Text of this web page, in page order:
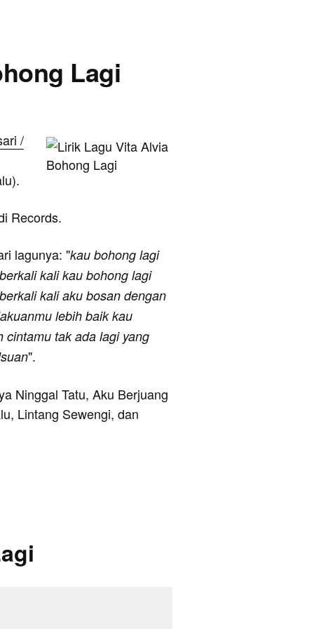
Lagi
/
Records.
lagunya: "kau bohong lagi
kali kau bohong lagi
kali aku bosan dengan
lebih baik kau
cintamu tak ada lagi yang
".
Ninggal Tatu, Aku Berjuang
Lintang Sewengi, dan